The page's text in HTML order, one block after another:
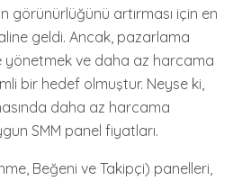
görünürlüğünü artırması için en
geldi. Ancak, pazarlama
yönetmek ve daha az harcama
bir hedef olmuştur. Neyse ki,
daha az harcama
SMM panel fiyatları.
Beğeni ve Takipçi) panelleri,